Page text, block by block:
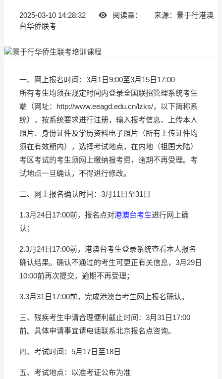
2025-03-10 14:28:32 阅读量：
来源：景于行港澳
台华侨联考
一、网上报名时间：3月1日9:00至3月15日17:00
所有考生均须在规定时间内登录全国联招管理系统考生
端（网址：http://www.eeagd.edu.cn/lzks/，以下简称系
统），按系统要求进行注册，输入报考信息、上传本人
照片、身份证件及学历资料电子照片（所有上传证件均
须在有效期内），选择考试地点，在内地（祖国大陆）
考区考试的考生须网上缴纳报考费，逾期不再受理。考
试地点一旦确认，不得进行修改。
二、网上报名确认时间：3月11日至31日
1.3月24日17:00前，报名点对港澳台考生进行网上确
认；
2.3月24日17:00前，港澳台考生登录系统查看本人报名
确认结果。确认不通过的考生可更正有关信息，3月29日
10:00前再次提交，逾期不再受理；
3.3月31日17:00前，完成港澳台考生网上报名确认。
三、残疾考生申请合理便利截止时间：3月31日17:00
前。具体申请事宜请电话联系北京报名点咨询。
四、考试时间：5月17日至18日
五、考试地点：以准考证公布为准